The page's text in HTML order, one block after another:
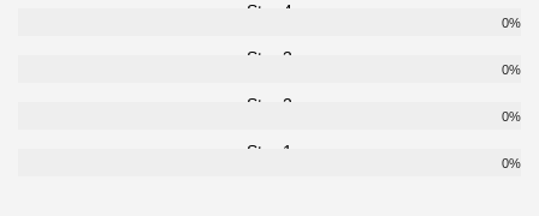
4 Star
0%
3 Star
0%
2 Star
0%
1 Star
0%